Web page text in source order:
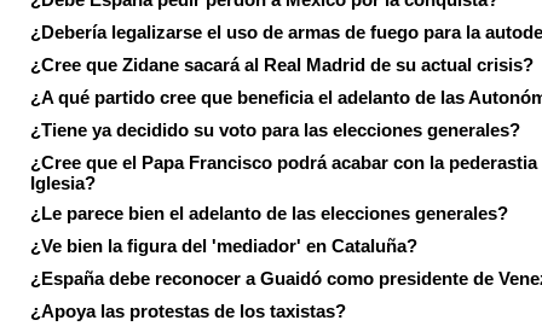
¿Debería legalizarse el uso de armas de fuego para la
¿Cree que Zidane sacará al Real Madrid de su actual crisis?
¿A qué partido cree que beneficia el adelanto de las
¿Tiene ya decidido su voto para las elecciones generales?
¿Cree que el Papa Francisco podrá acabar con la pederastia
Iglesia?
¿Le parece bien el adelanto de las elecciones generales?
¿Ve bien la figura del 'mediador' en Cataluña?
¿España debe reconocer a Guaidó como presidente de
¿Apoya las protestas de los taxistas?